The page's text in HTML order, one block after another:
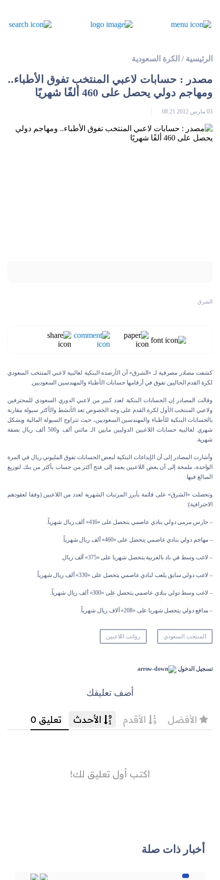
الرئيسية / الكرة السعودية
مصدر : حسابات لاعبي المنتخب تفوق الأطباء..
ومهاجم دولي يحصل على 460 ألفًا شهريًا
03 مارس 2012 08:21
الشرق
كشفت مصادر مصرفية لـ «الشرق» أن الأرصدة البنكية لغالبية لاعبي المنتخب السعودي
لكرة القدم الحاليين تفوق في أرقامها حسابات الأطباء والمهندسين السعوديين.
وقالت المصادر إن الحسابات البنكية لعدد كبير من لاعبي الدوري السعودي للمحترفين
ولاعبي المنتخب الأول لكرة القدم على وجه الخصوص تعد الأنشط والأكثر سيولة مقارنة
بالحسابات البنكية للأطباء والمهندسين السعوديين، حيث تتراوح السيولة المالية وبشكل
شهري لغالبية حسابات اللاعبين الدوليين مابين الـ مائتي ألف و500 ألف ريال بصفة
شهرية.
وأشارت المصادر إلى أن الإيداعات البنكية لبعض الحسابات تفوق المليوني ريال في المرة
الواحدة، ملمحة إلى أن بعض اللاعبين يعمد إلى فتح أكثر من حساب بأكثر من بنك لتوزيع
المبالغ فيها.
وتحصلت «الشرق» على قائمة بأبرز المرتبات الشهرية لعدد من اللاعبين (وفقا لعقودهم
الاحترافية):
– حارس مرمى دولي بنادي عاصمي يتحصل على «416» ألف ريال شهرياً.
– مهاجم دولي بنادي عاصمي يتحصل على «460» ألف ريال شهرياً.
– لاعب وسط في ناد بالغربية يتحصل شهريا على «375» ألف ريال.
– لاعب دولي سابق يلعب لنادي عاصمي يتحصل على «330» ألف ريال شهرياً.
– لاعب وسط دولي بنادي عاصمي يتحصل على «300» ألف ريال شهرياً.
– مدافع دولي يتحصل شهريا على «208» آلاف ريال شهرياً.
المنتخب السعودي رواتب اللاعبين
تسجيل الدخول
أضف تعليقك
أخبار ذات صلة